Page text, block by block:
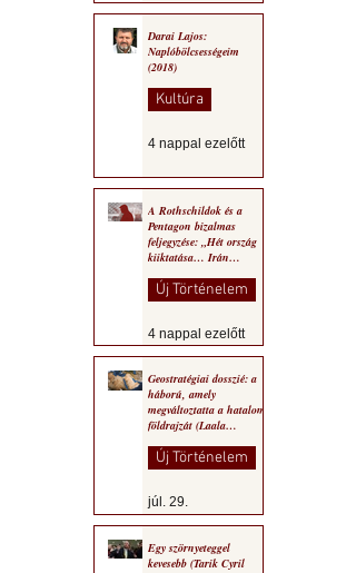
Darai Lajos:
Naplóbölcsességeim
(2018)
Kultúra
4 nappal ezelőtt
A Rothschildok és a
Pentagon bizalmas
feljegyzése: „Hét ország
kiiktatása… Irán
Új Történelem
4 nappal ezelőtt
Geostratégiai dosszié: a
háború, amely
megváltoztatta a hatalom
földrajzát (Laala
Új Történelem
júl. 29.
Egy szörnyeteggel
kevesebb (Tarik Cyril